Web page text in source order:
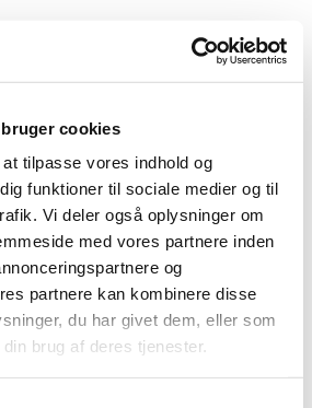
cookies
tilpasse vores indhold og
funktioner til sociale medier og til
Vi deler også oplysninger om
med vores partnere inden
og
partnere kan kombinere disse
du har givet dem, eller som
brug af deres tjenester.